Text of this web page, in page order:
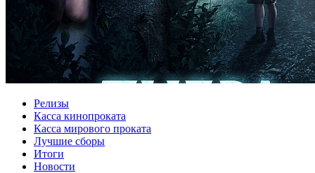
Релизы
Касса кинопроката
Касса мирового проката
Лучшие сборы
Итоги
Новости